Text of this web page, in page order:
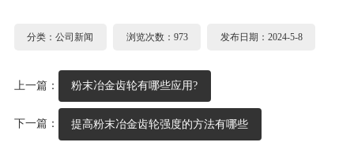
分类：公司新闻 浏览次数：973 发布日期：2024-5-8
上一篇： 粉末冶金齿轮有哪些应用?
下一篇： 提高粉末冶金齿轮强度的方法有哪些